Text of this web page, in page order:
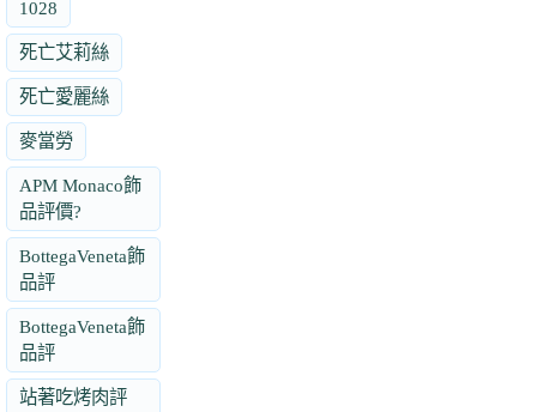
1028
死亡艾莉絲
死亡愛麗絲
麥當勞
APM Monaco飾
品評價?
BottegaVeneta飾
品評
BottegaVeneta飾
品評
站著吃烤肉評